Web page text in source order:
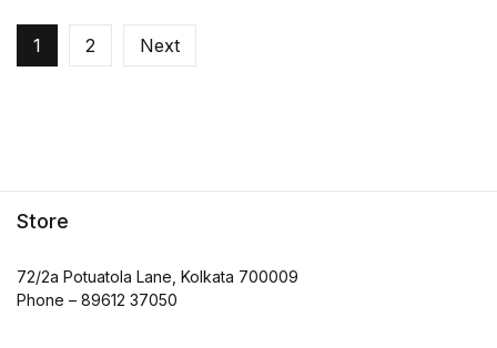
1 2 Next
Store
72/2a Potuatola Lane, Kolkata 700009
Phone – 89612 37050